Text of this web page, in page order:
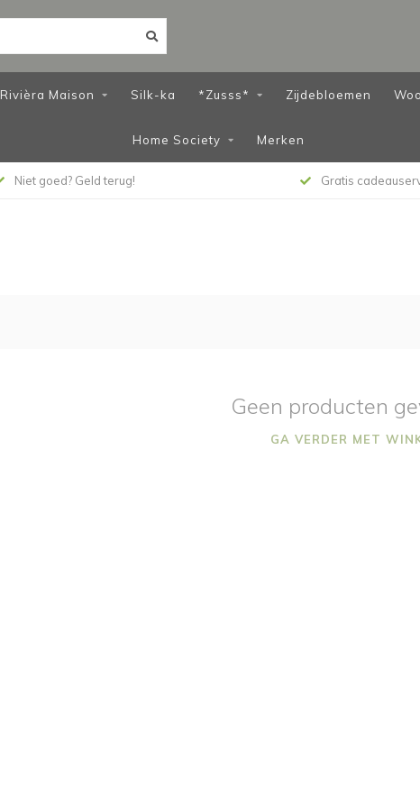
Rivièra Maison Silk-ka *Zusss* Zijdebloemen
Home Society Merken
Niet goed? Geld terug! Gratis
Geen producten
GA VERDER MET